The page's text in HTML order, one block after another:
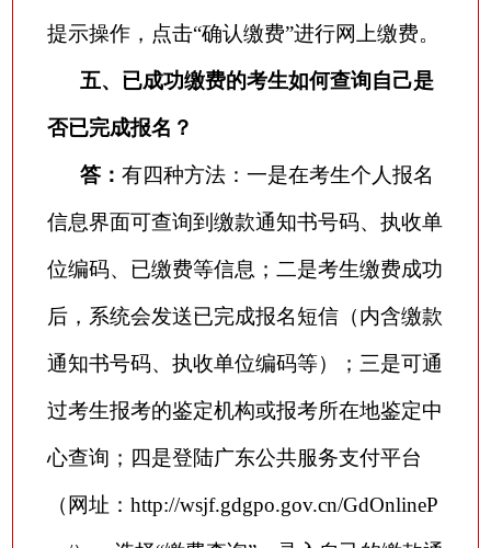
提示操作，点击“确认缴费”进行网上缴费。
五、已成功缴费的考生如何查询自己是
否已完成报名？
答： 有四种方法：一是在考生个人报名
信息界面可查询到缴款通知书号码、执收单
位编码、已缴费等信息；二是考生缴费成功
后，系统会发送已完成报名短信（内含缴款
通知书号码、执收单位编码等）；三是可通
过考生报考的鉴定机构或报考所在地鉴定中
心查询；四是登陆广东公共服务支付平台
（网址： http://wsjf.gdgpo.gov.cn/GdOnlineP